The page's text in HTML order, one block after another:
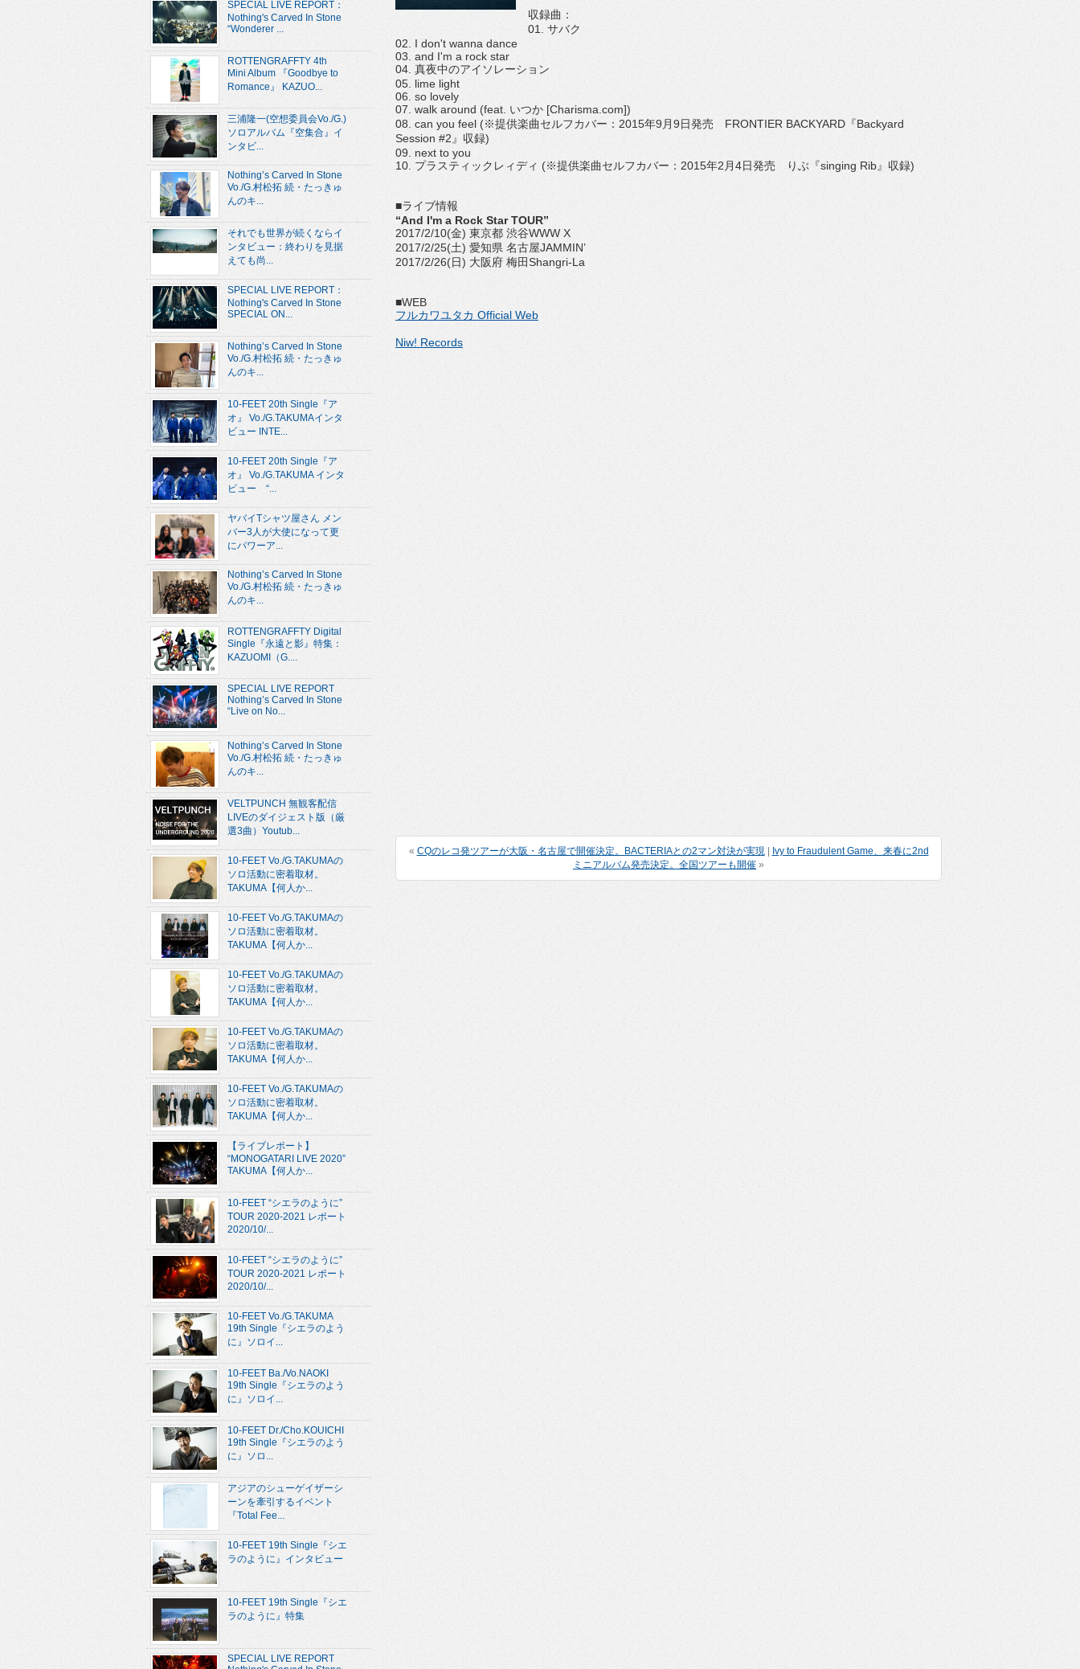
収録曲：
01. サバク
02. I don't wanna dance
03. and I'm a rock star
04. 真夜中のアイソレーション
05. lime light
06. so lovely
07. walk around (feat. いつか [Charisma.com])
08. can you feel (※提供楽曲セルフカバー：2015年9月9日発売 FRONTIER BACKYARD『Backyard
Session #2』収録)
09. next to you
10. プラスティックレィディ (※提供楽曲セルフカバー：2015年2月4日発売 りぶ『singing Rib』収録)
■ライブ情報
“And I'm a Rock Star TOUR”
2017/2/10(金) 東京都 渋谷WWW X
2017/2/25(土) 愛知県 名古屋JAMMIN’
2017/2/26(日) 大阪府 梅田Shangri-La
■WEB
フルカワユタカ Official Web
Niw! Records
« CQのレコ発ツアーが大阪・名古屋で開催決定。BACTERIAとの2マン対決が実現|
Ivy to Fraudulent Game、来春に2nd
ミニアルバム発売決定。全国ツアーも開催 »
SPECIAL LIVE REPORT：
Nothing's Carved In Stone
“Wonderer ...
ROTTENGRAFFTY 4th
Mini Album 『Goodbye to
Romance』 KAZUO...
三浦隆一(空想委員会Vo./G.)
ソロアルバム『空集合』イ
ンタビ...
Nothing’s Carved In Stone
Vo./G.村松拓 続・たっきゅ
んのキ...
それでも世界が続くならイ
ンタビュー：終わりを見据
えても尚...
SPECIAL LIVE REPORT：
Nothing's Carved In Stone
SPECIAL ON...
Nothing’s Carved In Stone
Vo./G.村松拓 続・たっきゅ
んのキ...
10-FEET 20th Single『ア
オ』 Vo./G.TAKUMAインタ
ビュー INTE...
10-FEET 20th Single『ア
オ』 Vo./G.TAKUMA インタ
ビュー “...
ヤバイTシャツ屋さん メン
バー3人が大使になって更
にパワーア...
Nothing’s Carved In Stone
Vo./G.村松拓 続・たっきゅ
んのキ...
ROTTENGRAFFTY Digital
Single『永遠と影』特集：
KAZUOMI（G....
SPECIAL LIVE REPORT
Nothing’s Carved In Stone
“Live on No...
Nothing’s Carved In Stone
Vo./G.村松拓 続・たっきゅ
んのキ...
VELTPUNCH 無観客配信
LIVEのダイジェスト版（厳
選3曲）Youtub...
10-FEET Vo./G.TAKUMAの
ソロ活動に密着取材。
TAKUMA【何人か...
10-FEET Vo./G.TAKUMAの
ソロ活動に密着取材。
TAKUMA【何人か...
10-FEET Vo./G.TAKUMAの
ソロ活動に密着取材。
TAKUMA【何人か...
10-FEET Vo./G.TAKUMAの
ソロ活動に密着取材。
TAKUMA【何人か...
10-FEET Vo./G.TAKUMAの
ソロ活動に密着取材。
TAKUMA【何人か...
【ライブレポート】
“MONOGATARI LIVE 2020”
TAKUMA【何人か...
10-FEET “シエラのように”
TOUR 2020-2021 レポート
2020/10/...
10-FEET “シエラのように”
TOUR 2020-2021 レポート
2020/10/...
10-FEET Vo./G.TAKUMA
19th Single『シエラのよう
に』ソロイ...
10-FEET Ba./Vo.NAOKI
19th Single『シエラのよう
に』ソロイ...
10-FEET Dr./Cho.KOUICHI
19th Single『シエラのよう
に』ソロ...
アジアのシューゲイザーシ
ーンを牽引するイベント
『Total Fee...
10-FEET 19th Single『シエ
ラのように』インタビュー
10-FEET 19th Single『シエ
ラのように』特集
SPECIAL LIVE REPORT